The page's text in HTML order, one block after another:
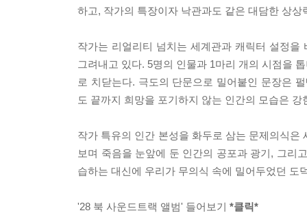
하고, 작가의 특장이자 낙관과도 같은 대담한 상
작가는 리얼리티 넘치는 세계관과 캐릭터 설정
그려내고 있다. 5명의 인물과 1마리 개의 시점을
로 치닫는다. 극도의 단문으로 밀어붙인 문장은
도 끝까지 희망을 포기하지 않는 인간의 모습은
작가 특유의 인간 본성을 화두로 삼는 문제의식
보며 죽음을 눈앞에 둔 인간의 공포과 광기, 그리
습하는 대신에 우리가 무의식 속에 밀어두었던 도
'28 북 사운드트랙 앨범' 들어보기 *클릭*